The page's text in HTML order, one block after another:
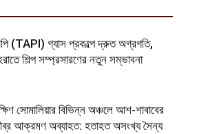
(TAPI) গ্যাস প্রকল্পে দ্রুত অগ্রগতি,
শিল্প সম্প্রসারণের নতুন সম্ভাবনা
সোমালিয়ার বিভিন্ন অঞ্চলে আশ-শাবাবের
আক্রমণ অব্যাহত: হতাহত অসংখ্য সৈন্য